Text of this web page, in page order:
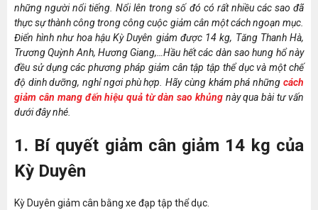
những người nổi tiếng. Nổi lên trong số đó có rất nhiều các sao đã
thực sự thành công trong công cuộc giảm cân một cách ngoạn mục.
Điển hình như hoa hậu Kỳ Duyên giảm được 14 kg, Tăng Thanh Hà,
Trương Quỳnh Anh, Hương Giang,…Hầu hết các dàn sao hung hổ này
đều sử dụng các phương pháp giảm cân tập tập thể dục và một chế
độ dinh dưỡng, nghỉ ngơi phù hợp. Hãy cùng khám phá những cách
giảm cân mang đến hiệu quả từ dàn sao khủngnày qua bài tư vấn
dưới đây nhé.
1. Bí quyết giảm cân giảm 14 kg của
Kỳ Duyên
Kỳ Duyên giảm cân bằng xe đạp tập thể dục.